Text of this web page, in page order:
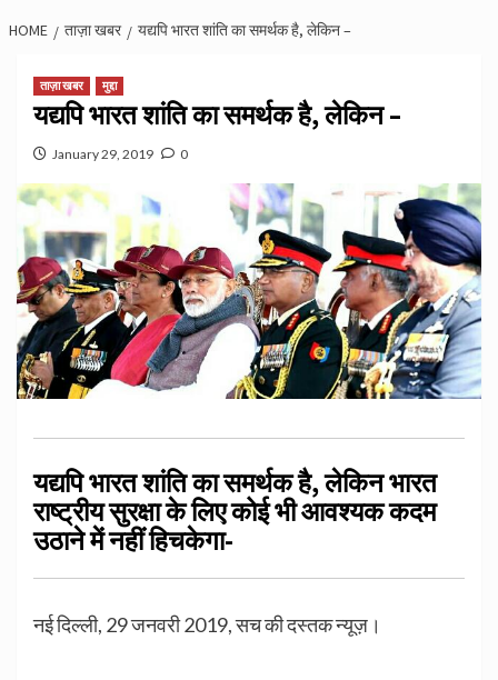
HOME ताज़ा खबर यद्यपि भारत शांति का समर्थक है, लेकिन –
ताज़ा खबर मुद्दा
यद्यपि भारत शांति का समर्थक है, लेकिन –
January 29, 2019 0
यद्यपि भारत शांति का समर्थक है, लेकिन भारत
राष्ट्रीय सुरक्षा के लिए कोई भी आवश्यक कदम
उठाने में नहीं हिचकेगा-
नई दिल्ली, 29 जनवरी 2019, सच की दस्तक न्यूज़।